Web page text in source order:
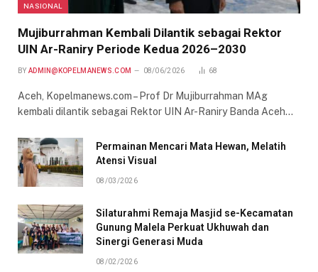
NASIONAL
Mujiburrahman Kembali Dilantik sebagai Rektor
UIN Ar-Raniry Periode Kedua 2026–2030
BY ADMIN@KOPELMANEWS.COM 08/06/2026 68
Aceh, Kopelmanews.com – Prof Dr Mujiburrahman MAg
kembali dilantik sebagai Rektor UIN Ar-Raniry Banda Aceh…
Permainan Mencari Mata Hewan, Melatih
Atensi Visual
08/03/2026
Silaturahmi Remaja Masjid se-Kecamatan
Gunung Malela Perkuat Ukhuwah dan
Sinergi Generasi Muda
08/02/2026